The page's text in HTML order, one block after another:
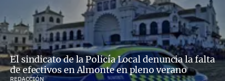
El sindicato de la Policía Local denuncia la falta
de efectivos en Almonte en pleno verano
REDACCIÓN